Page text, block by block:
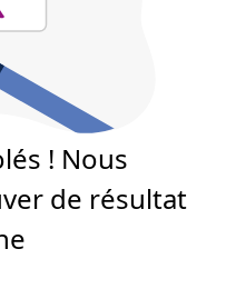
! Nous
de résultat